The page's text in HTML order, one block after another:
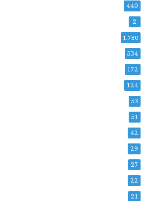
440
2
1,780
534
172
124
53
51
42
29
27
22
21